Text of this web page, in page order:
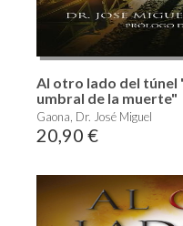
Al otro lado del túnel
umbral de la muerte"
Gaona, Dr. José Miguel
20,90 €